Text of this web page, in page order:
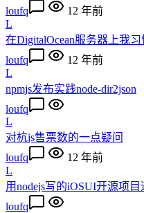
loufq
12 年前
L
在DigitalOcean服务器上我
loufq
12 年前
L
npmjs发布实践node-dir2json
loufq
L
对杭js售票数的一点疑问
loufq
12 年前
L
用nodejs写的iOSUI开源项
loufq